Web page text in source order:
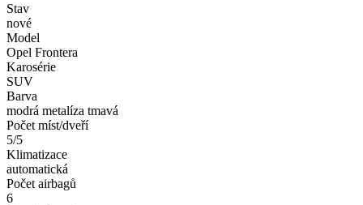
Stav
nové
Model
Opel Frontera
Karosérie
SUV
Barva
modrá metalíza tmavá
Počet míst/dveří
5/5
Klimatizace
automatická
Počet airbagů
6